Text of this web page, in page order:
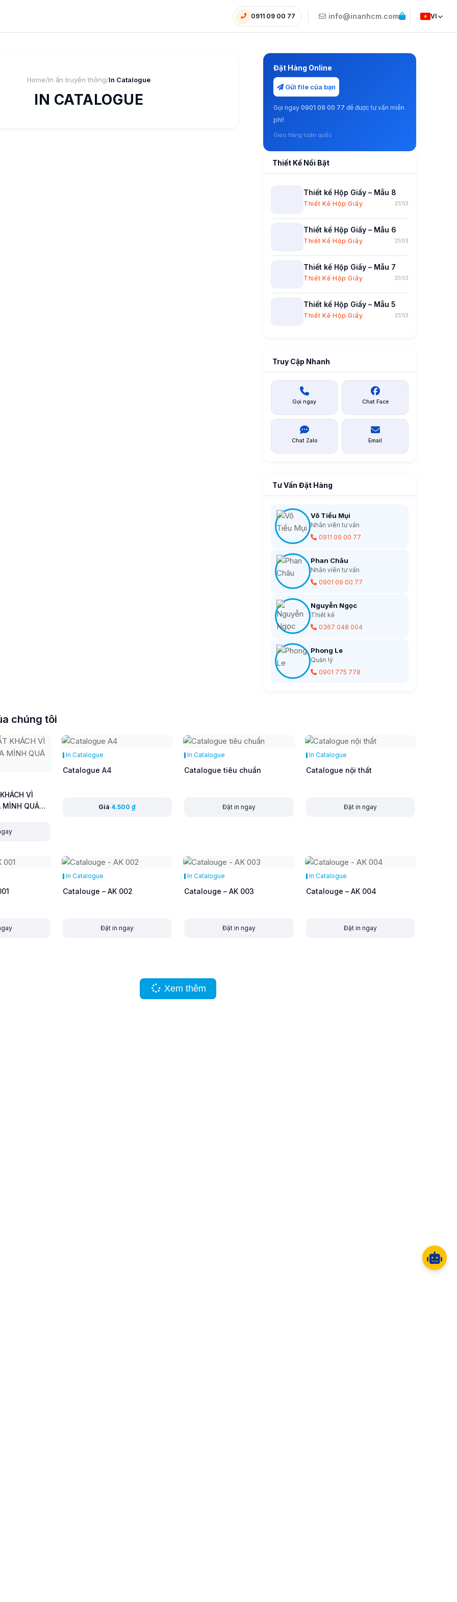
0911 09 00 77 info@inanhcm.com VI
Home/In ấn truyền thông/In Catalogue
IN CATALOGUE
Đặt Hàng Online
Gửi file của bạn
Gọi ngay 0901 09 00 77 để được tư vấn miễn
phí!
Giao hàng toàn quốc
Thiết Kế Nổi Bật
Thiết kế Hộp Giấy – Mẫu 8
Thiết Kế Hộp Giấy 21/03
Thiết kế Hộp Giấy – Mẫu 6
Thiết Kế Hộp Giấy 21/03
Thiết kế Hộp Giấy – Mẫu 7
Thiết Kế Hộp Giấy 21/03
Thiết kế Hộp Giấy – Mẫu 5
Thiết Kế Hộp Giấy 21/03
Truy Cập Nhanh
Gọi ngay Chat Face
Chat Zalo Email
Tư Vấn Đặt Hàng
Võ Tiểu Mụi
Nhân viên tư vấn
0911 09 00 77
Phan Châu
Nhân viên tư vấn
0901 09 00 77
Nguyễn Ngọc
Thiết kế
0367 048 004
Phong Le
Quản lý
0901 775 778
chúng tôi
VÌ
MÌNH QUÁ
In Catalogue
Catalogue A4
Giá 4.500₫
In Catalogue
Catalogue tiêu chuẩn
Đặt in ngay
In Catalogue
Catalogue nội thất
Đặt in ngay
In Catalogue
Catalouge – AK 002
Đặt in ngay
In Catalogue
Catalouge – AK 003
Đặt in ngay
In Catalogue
Catalouge – AK 004
Đặt in ngay
Xem thêm